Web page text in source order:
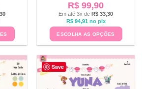
R$ 99,90
Em até 3x de R$ 33,30
R$94,91 no pix
ESCOLHA AS OPÇÕES
Save